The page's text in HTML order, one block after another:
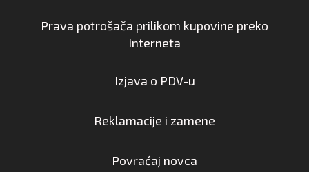
Prava potrošača prilikom kupovine preko
interneta
Izjava o PDV-u
Reklamacije i zamene
Povraćaj novca